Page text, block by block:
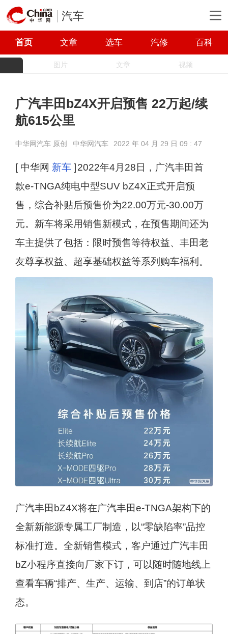
汽车
首页 文章 选车 汽修 百科
图片 文章 视频
广汽丰田bZ4X开启预售 22万起/续
航615公里
中华网汽车 原创 中华网汽车 2022 年 04 月 29 日 09 : 47
[ 中华网 新车] 2022年4月28日，广汽丰田首
款e-TNGA纯电中型SUV bZ4X正式开启预
售，综合补贴后预售价为22.00万元-30.00万
元。新车将采用销售新模式，在预售期间还为
车主提供了包括：限时预售等待权益、丰田老
友尊享权益、超享基础权益等系列购车福利。
广汽丰田bZ4X将在广汽丰田e-TNGA架构下的
全新新能源专属工厂制造，以“零缺陷率”品控
标准打造。全新销售模式，客户通过广汽丰田
bZ小程序直接向厂家下订，可以随时随地线上
查看车辆“排产、生产、运输、到店”的订单状
态。